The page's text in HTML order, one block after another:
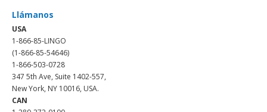
Llámanos
USA
1-866-85-LINGO
(1-866-85-54646)
1-866-503-0728
347 5th Ave, Suite 1402-557,
New York, NY 10016, USA.
CAN